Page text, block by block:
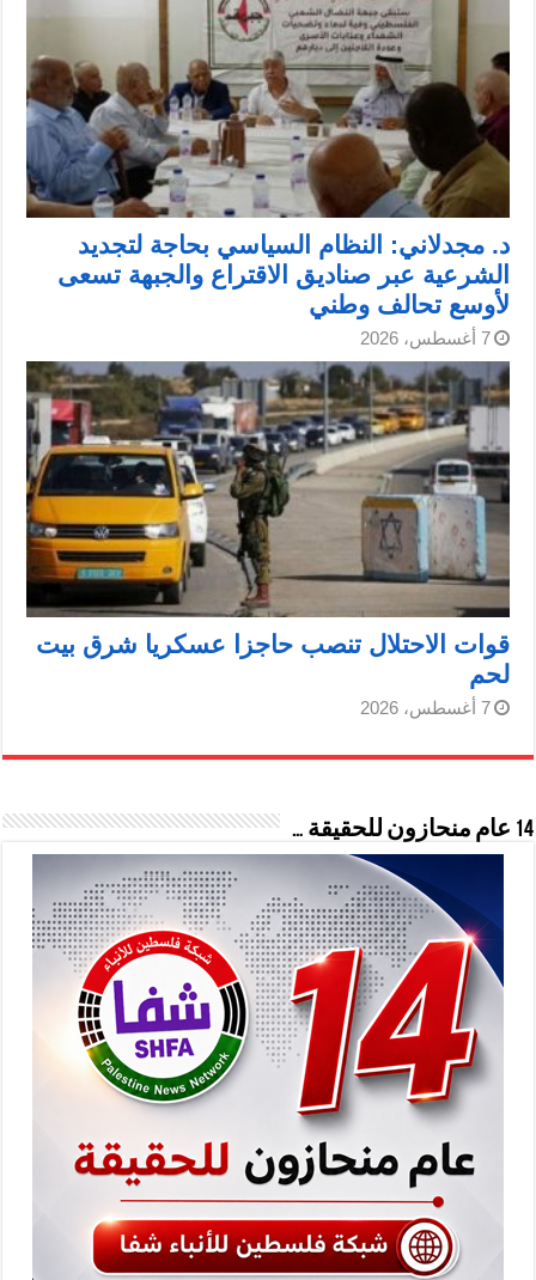
د. مجدلاني: النظام السياسي بحاجة لتجديد
الشرعية عبر صناديق الاقتراع والجبهة تسعى
لأوسع تحالف وطني
7 أغسطس، 2026
قوات الاحتلال تنصب حاجزا عسكريا شرق بيت
لحم
7 أغسطس، 2026
14 عام منحازون للحقيقة …